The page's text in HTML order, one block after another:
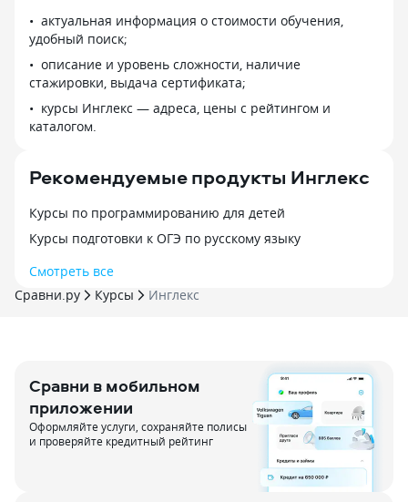
актуальная информация о стоимости обучения,
удобный поиск;
описание и уровень сложности, наличие
стажировки, выдача сертификата;
курсы Инглекс — адреса, цены с рейтингом и
каталогом.
Рекомендуемые продукты Инглекс
Курсы по программированию для детей
Курсы подготовки к ОГЭ по русскому языку
Смотреть все
Сравни.ру
Курсы Инглекс
Сравни в мобильном
приложении
Оформляйте услуги, сохраняйте полисы
и проверяйте кредитный рейтинг